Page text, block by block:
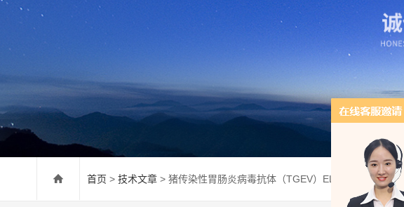
首页 > 技术文章 > 猪传染性胃肠炎病毒抗体（TGEV）ELISA试剂盒说明书